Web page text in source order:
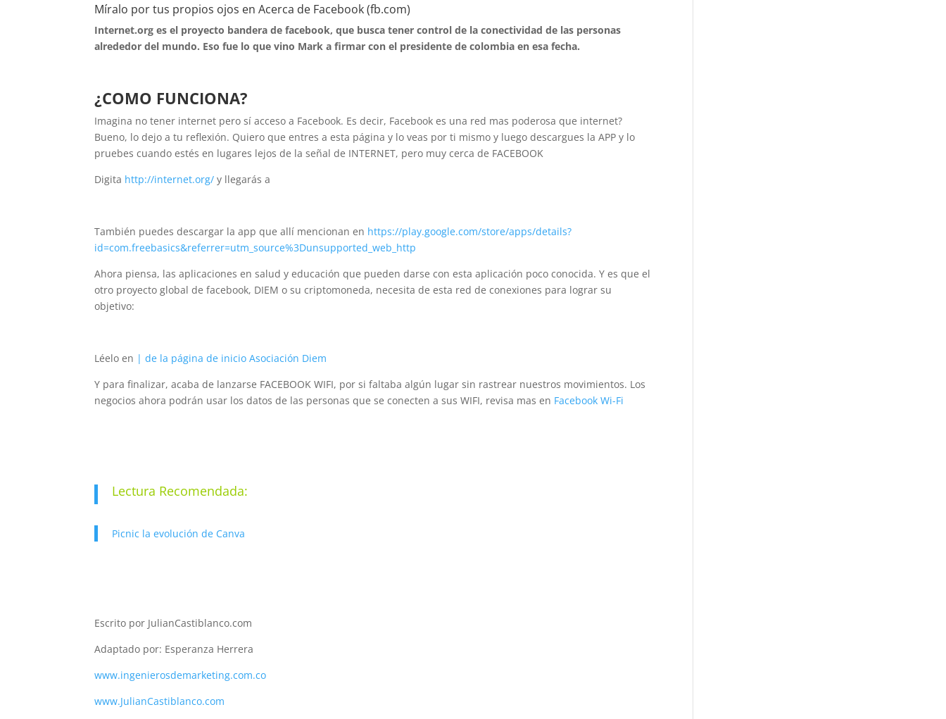
Míralo por tus propios ojos enAcerca de Facebook (fb.com)
Internet.org es el proyecto bandera de facebook, que busca tener control de la conectividad de las personas
alrededor del mundo. Eso fue lo que vino Mark a firmar con el presidente de colombia en esa fecha.
¿COMO FUNCIONA?
Imagina no tener internet pero sí acceso a Facebook. Es decir, Facebook es una red mas poderosa que internet?
Bueno, lo dejo a tu reflexión. Quiero que entres a esta página y lo veas por ti mismo y luego descargues la APP y lo
pruebes cuando estés en lugares lejos de la señal de INTERNET, pero muy cerca de FACEBOOK
Digita http://internet.org/ y llegarás a
También puedes descargar la app que allí mencionan en https://play.google.com/store/apps/details?
id=com.freebasics&referrer=utm_source%3Dunsupported_web_http
Ahora piensa, las aplicaciones en salud y educación que pueden darse con esta aplicación poco conocida. Y es que el
otro proyecto global de facebook, DIEM o su criptomoneda, necesita de esta red de conexiones para lograr su
objetivo:
Léelo en | de la página de inicio Asociación Diem
Y para finalizar, acaba de lanzarse FACEBOOK WIFI, por si faltaba algún lugar sin rastrear nuestros movimientos. Los
negocios ahora podrán usar los datos de las personas que se conecten a sus WIFI, revisa mas en Facebook Wi-Fi
Lectura Recomendada:
Picnic la evolución de Canva
Escrito por JulianCastiblanco.com
Adaptado por: Esperanza Herrera
www.ingenierosdemarketing.com.co
www.JulianCastiblanco.com